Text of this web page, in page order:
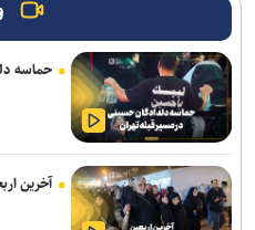
پنتاگون با افشای کمبود تسلیحات
انفجار در حومه دمشق چند کشته و
برگزاری مجمع آژانس انرژی اتمی
یمن: نقشه عربستان برای حمله به
پیام هشدار مقاومت یمن به ریاض
حماسه
آخرین